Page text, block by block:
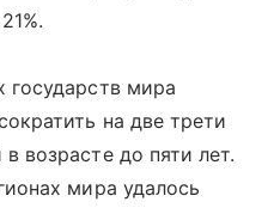
государств мира
на две трети
возрасте до пяти лет.
мира удалось